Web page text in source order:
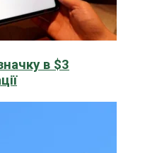
в $3